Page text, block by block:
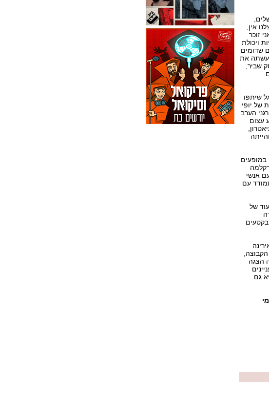
אין,
זוכר
ויכולת
שדומים
עשתה את
שביר,
שיתפו
של יופי
הערב
עצום
במופעים
אנשי
עם
של
בקטעים
הצגה
גם
בבית תמי